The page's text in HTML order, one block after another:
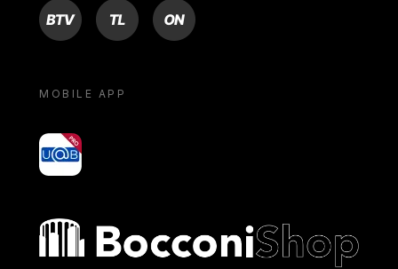
BTV TL ON
MOBILE APP
yoU@B
Bocconi shop